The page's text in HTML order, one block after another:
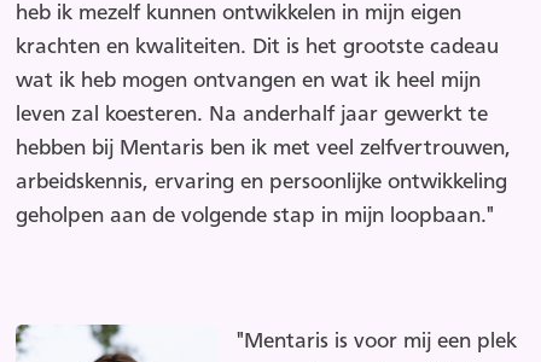
heb ik mezelf kunnen ontwikkelen in mijn eigen
krachten en kwaliteiten. Dit is het grootste cadeau
wat ik heb mogen ontvangen en wat ik heel mijn
leven zal koesteren. Na anderhalf jaar gewerkt te
hebben bij Mentaris ben ik met veel zelfvertrouwen,
arbeidskennis, ervaring en persoonlijke ontwikkeling
geholpen aan de volgende stap in mijn loopbaan."
"Mentaris is voor mij een plek